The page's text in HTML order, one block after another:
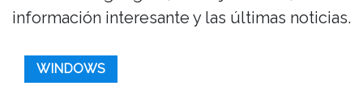
información interesante y las últimas noticias.
WINDOWS